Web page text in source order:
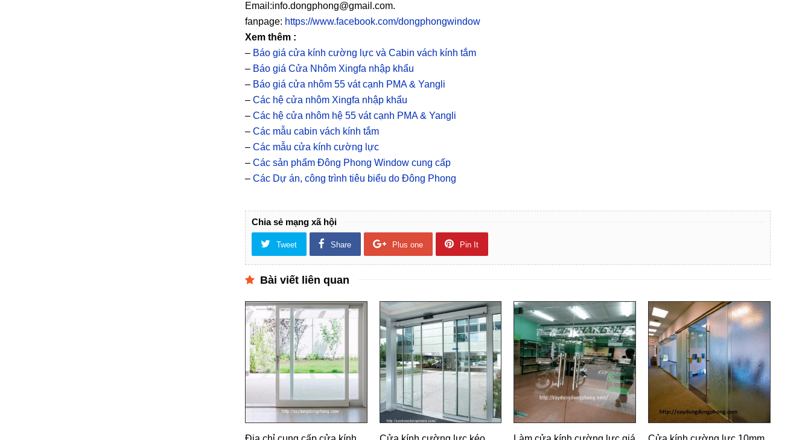
Email:info.dongphong@gmail.com.
fanpage: https://www.facebook.com/dongphongwindow
Xem thêm :
– Báo giá cửa kính cường lực và Cabin vách kính tắm
– Báo giá Cửa Nhôm Xingfa nhập khẩu
– Báo giá cửa nhôm 55 vát cạnh PMA & Yangli
– Các hệ cửa nhôm Xingfa nhập khẩu
– Các hệ cửa nhôm hệ 55 vát cạnh PMA & Yangli
– Các mẫu cabin vách kính tắm
– Các mẫu cửa kính cường lực
– Các sản phẩm Đông Phong Window cung cấp
– Các Dự án, công trình tiêu biểu do Đông Phong
Chia sẻ mạng xã hội
Tweet Share Plus one Pin It
Bài viết liên quan